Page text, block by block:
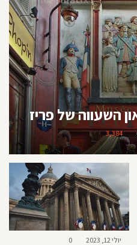
השעווה של פריז
3,384
יולי 12, 2023 0